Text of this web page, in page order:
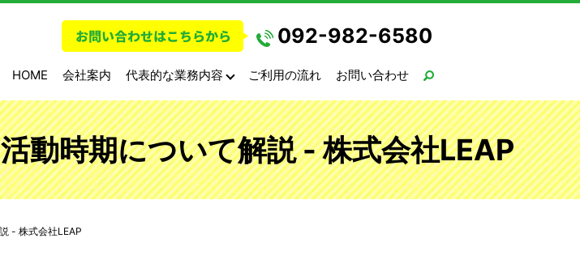
092-982-6580
HOME 会社案内 代表的な業務内容 ご利用の流れ お問い合わせ
動時期について解説 - 株式会社LEAP
- 株式会社LEAP